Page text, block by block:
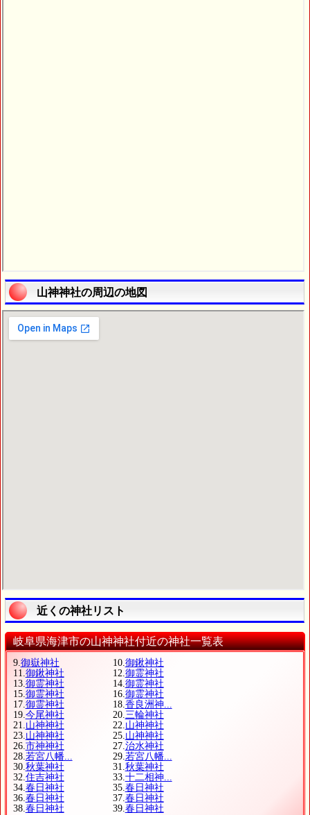
山神神社の周辺の地図
近くの神社リスト
岐阜県海津市の山神神社付近の神社一覧表
9.御嶽神社 10.御鍬神社
11.御鍬神社 12.御霊神社
13.御霊神社 14.御霊神社
15.御霊神社 16.御霊神社
17.御霊神社 18.香良洲神...
19.今尾神社 20.三輪神社
21.山神神社 22.山神神社
23.山神神社 25.山神神社
26.市神神社 27.治水神社
28.若宮八幡... 29.若宮八幡...
30.秋葉神社 31.秋葉神社
32.住吉神社 33.十二相神...
34.春日神社 35.春日神社
36.春日神社 37.春日神社
38.春日神社 39.春日神社